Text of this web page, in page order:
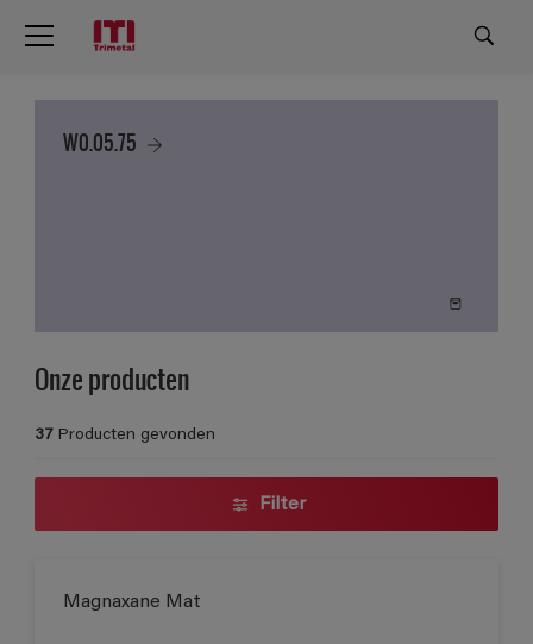
W0.05.75
Onze producten
37 Producten gevonden
Filter
Magnaxane Mat